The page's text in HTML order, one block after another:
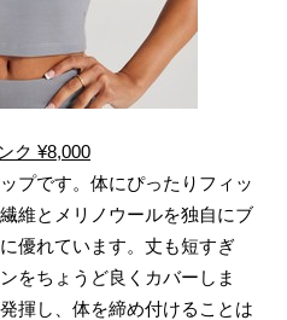
ク ¥8,000
プです。体にぴったりフィッ
維とメリノウールを独自にブ
優れています。丈も短すぎ
をちょうど良くカバーしま
揮し、体を締め付けることは